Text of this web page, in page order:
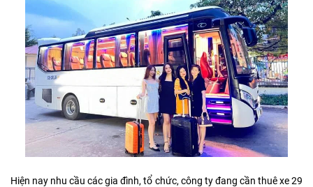
Hiện nay nhu cầu các gia đình, tổ chức, công ty đang cần thuê xe 29